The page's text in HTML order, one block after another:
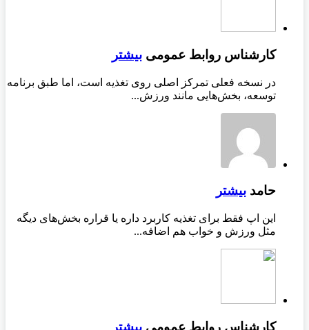
کارشناس روابط عمومی بیشتر
در نسخه فعلی تمرکز اصلی روی تغذیه است، اما طبق برنامه
توسعه، بخش‌هایی مانند ورزش...
حامد بیشتر
این اپ فقط برای تغذیه کاربرد داره یا قراره بخش‌های دیگه
مثل ورزش و خواب هم اضافه...
کارشناس روابط عمومی بیشتر